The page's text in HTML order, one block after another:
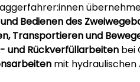
Bedienen des
Transportieren und
und Rückverfüllarbeiten bei
mit